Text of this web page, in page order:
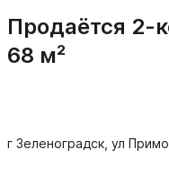
Продаётся 2-
68 м²
г Зеленоградск, ул